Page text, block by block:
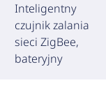
Inteligentny
czujnik zalania
sieci ZigBee,
bateryjny